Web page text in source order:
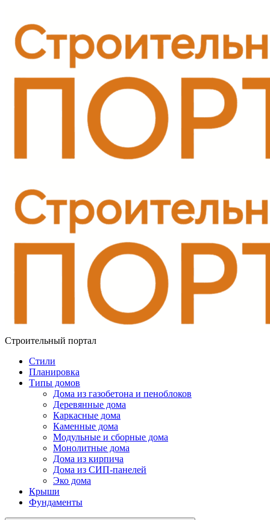
Строительный портал
Стили
Планировка
Типы домов
Дома из газобетона и пеноблоков
Деревянные дома
Каркасные дома
Каменные дома
Модульные и сборные дома
Монолитные дома
Дома из кирпича
Дома из СИП-панелей
Эко дома
Крыши
Фундаменты